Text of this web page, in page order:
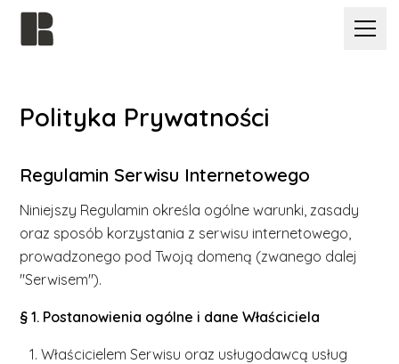
( OPINIE )
( DLACZEGO JA )
( PROJEKTY )
( PROJEKTY )
( CENNIK )
( CENNIK )
( WYNIK )
( WYNIK )
Porozmawiajmy
Porozmawiajmy
Polityka Prywatności
Regulamin Serwisu Internetowego
Niniejszy Regulamin określa ogólne warunki, zasady
oraz sposób korzystania z serwisu internetowego,
prowadzonego pod Twoją domeną (zwanego dalej
"Serwisem").
§ 1. Postanowienia ogólne i dane Właściciela
Właścicielem Serwisu oraz usługodawcą usług